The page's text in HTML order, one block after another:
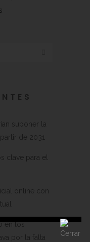
suponer la
de 2031
clave para el
online con
en los
por la falta